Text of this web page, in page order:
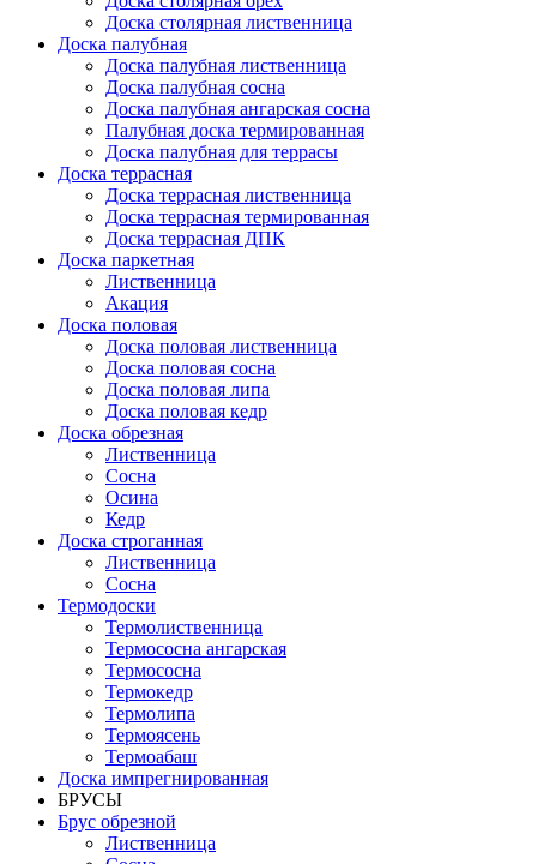
Доска столярная лиственница
Доска палубная
Доска палубная лиственница
Доска палубная сосна
Доска палубная ангарская сосна
Палубная доска термированная
Доска палубная для террасы
Доска террасная
Доска террасная лиственница
Доска террасная термированная
Доска террасная ДПК
Доска паркетная
Лиственница
Акация
Доска половая
Доска половая лиственница
Доска половая сосна
Доска половая липа
Доска половая кедр
Доска обрезная
Лиственница
Сосна
Осина
Кедр
Доска строганная
Лиственница
Сосна
Термодоски
Термолиственница
Термососна ангарская
Термососна
Термокедр
Термолипа
Термоясень
Термоабаш
Доска импрегнированная
БРУСЫ
Брус обрезной
Лиственница